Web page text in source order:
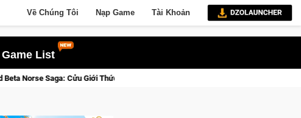
Về Chúng Tôi Nạp Game Tài Khoản
Game List
Tỉnh, Săn DJI Osmo Pocket 3 Ngay Hôm Nay